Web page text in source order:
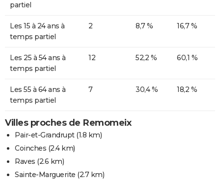
partiel
Les 15 à 24 ans à
temps partiel
2 8,7 % 16,7 %
Les 25 à 54 ans à
temps partiel
12 52,2 % 60,1 %
Les 55 à 64 ans à
temps partiel
7 30,4 % 18,2 %
Villes proches de Remomeix
Pair-et-Grandrupt(1.8 km)
Coinches (2.4 km)
Raves (2.6 km)
Sainte-Marguerite (2.7 km)